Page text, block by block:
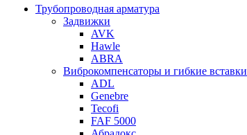
Трубопроводная арматура
Задвижки
AVK
Hawle
ABRA
Виброкомпенсаторы и гибкие вставки
ADL
Genebre
Tecofi
FAF 5000